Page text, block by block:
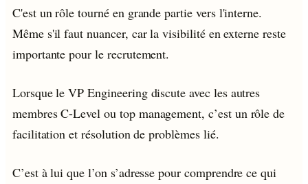
C'est un rôle tourné en grande partie vers l'interne.
Même s'il faut nuancer, car la visibilité en externe reste
importante pour le recrutement.
Lorsque le VP Engineering discute avec les autres
membres C-Level ou top management, c’est un rôle de
facilitation et résolution de problèmes lié.
C’est à lui que l’on s’adresse pour comprendre ce qui